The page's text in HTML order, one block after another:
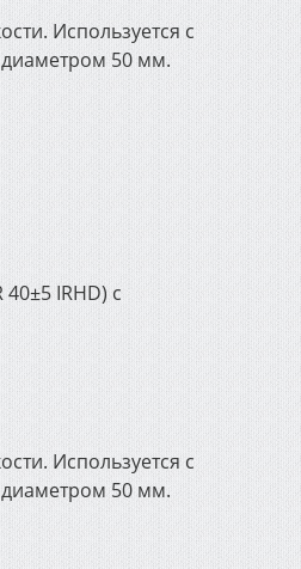
Используется с
50 мм.
IRHD) с
Используется с
50 мм.